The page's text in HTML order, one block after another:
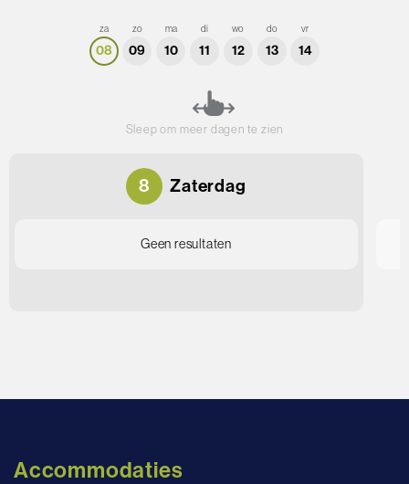
za
08
zo
09
ma
10
di
11
wo
12
do
13
vr
14
Sleep om meer dagen te zien
8 Zaterdag
Geen resultaten
Accommodaties